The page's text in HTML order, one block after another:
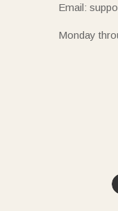
Email:
Monday